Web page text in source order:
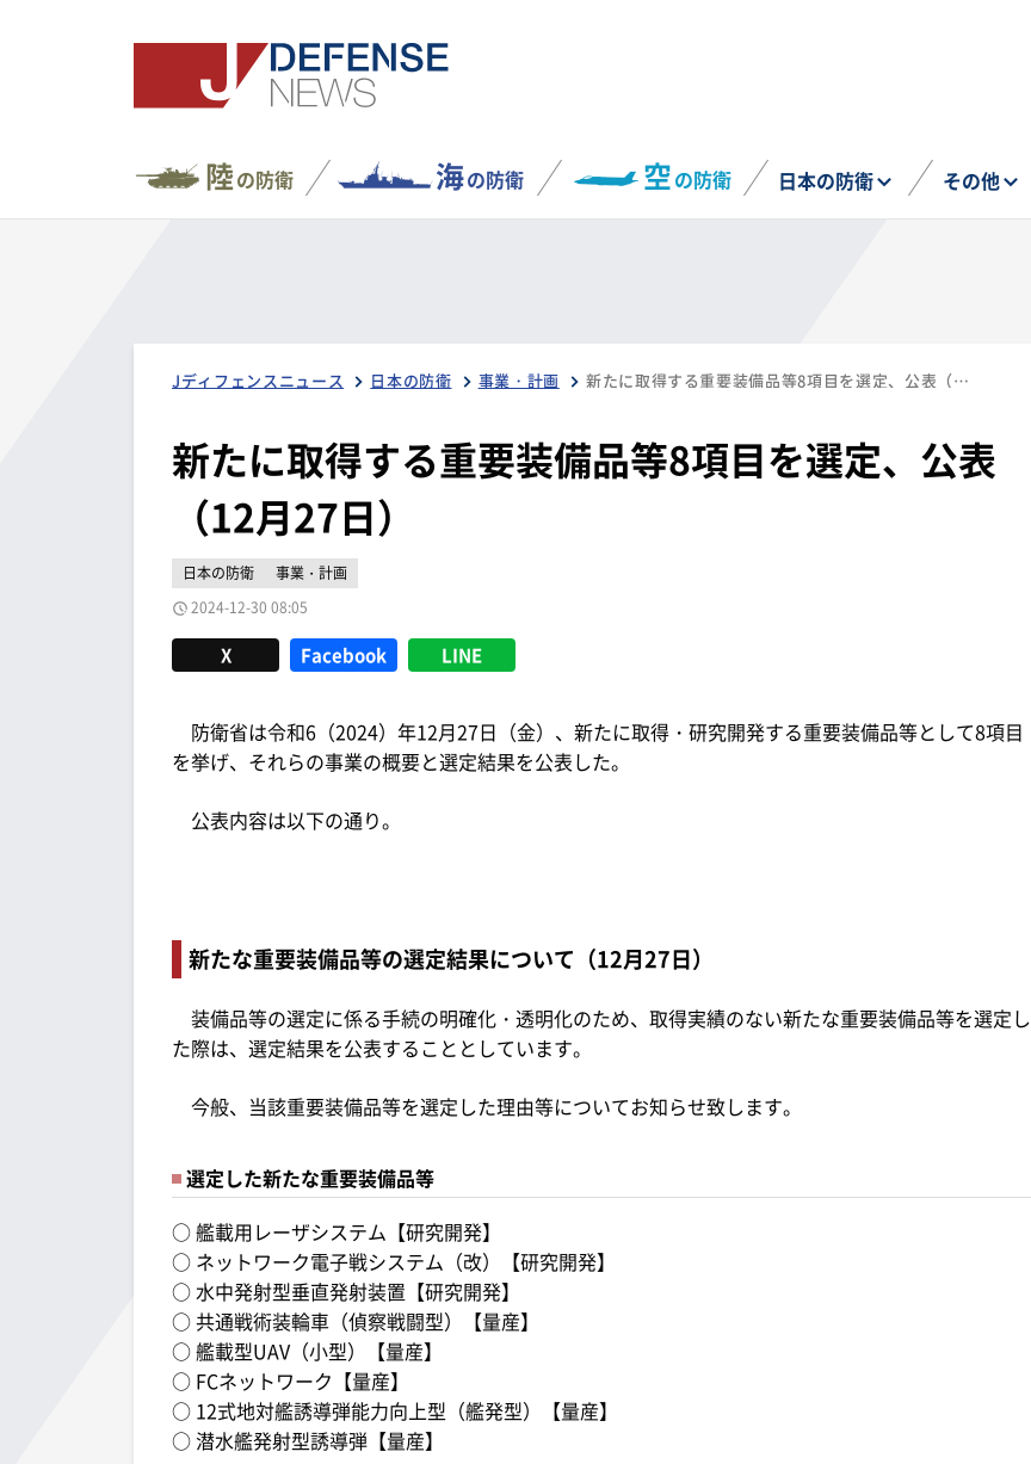
陸の防衛 海の防衛 空の防衛 日本の防衛 その他
Jディフェンスニュース 日本の防衛 事業・計画 新たに取得する重要装備品等8項目を選定、公表（12月27日）
新たに取得する重要装備品等8項目を選定、公表
（12月27日）
日本の防衛
事業・計画
2024-12-30 08:05
X Facebook LINE
防衛省は令和6（2024）年12月27日（金）、新たに取得・研究開発する重要装備品等として8項目
を挙げ、それらの事業の概要と選定結果を公表した。
公表内容は以下の通り。
新たな重要装備品等の選定結果について（12月27日）
装備品等の選定に係る手続の明確化・透明化のため、取得実績のない新たな重要装備品等を選定し
た際は、選定結果を公表することとしています。
今般、当該重要装備品等を選定した理由等についてお知らせ致します。
選定した新たな重要装備品等
○艦載用レーザシステム【研究開発】
○ ネットワーク電子戦システム（改）【研究開発】
○ 水中発射型垂直発射装置【研究開発】
○共通戦術装輪車（偵察戦闘型）【量産】
○艦載型UAV（小型）【量産】
○ FCネットワーク【量産】
○ 12式地対艦誘導弾能力向上型（艦発型）【量産】
○潜水艦発射型誘導弾【量産】